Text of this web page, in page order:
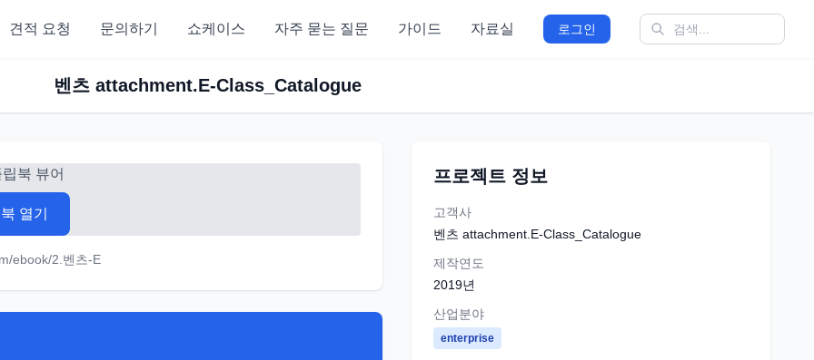
견적 요청 문의하기 쇼케이스 자주 묻는 질문 가이드 자료실 로그인
벤츠 attachment.E-Class_Catalogue
북 뷰어
열기
ebook/2.벤츠-E
프로젝트 정보
고객사
벤츠 attachment.E-Class_Catalogue
제작연도
2019년
산업분야
enterprise